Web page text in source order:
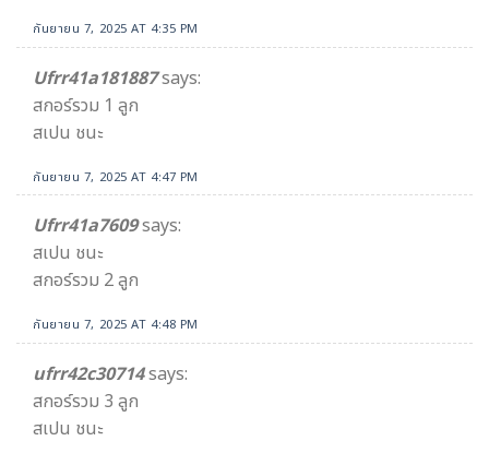
กันยายน 7, 2025 AT 4:35 PM
Ufrr41a181887says:
สกอร์รวม 1 ลูก
สเปน ชนะ
กันยายน 7, 2025 AT 4:47 PM
Ufrr41a7609says:
สเปน ชนะ
สกอร์รวม 2 ลูก
กันยายน 7, 2025 AT 4:48 PM
ufrr42c30714says:
สกอร์รวม 3 ลูก
สเปน ชนะ